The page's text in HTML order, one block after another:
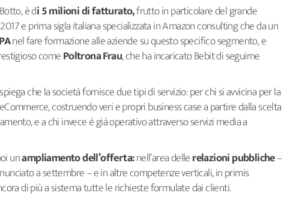
è di 5 milioni di fatturato,frutto in particolare del grande
e prima sigla italiana specializzata in Amazon consulting che da un
nel fare formazione alle aziende su questo specifico segmento, e
comePoltrona Frau, che ha incaricato Bebit di seguirne
che la società fornisce due tipi di servizio: per chi si avvicina per la
costruendo veri e propri business case a partire dalla scelta
e a chi invece è già operativo attraverso servizi media a
unampliamento dell’offerta:nell’area dellerelazioni pubbliche–
a settembre – e in altre competenze verticali, in primis
di più a sistema tutte le richieste formulate dai clienti.